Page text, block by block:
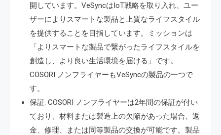
開しています。VeSyncはIoT戦略を取り入れ、ユー
ザーによりスマートな製品と上質なライフスタイル
を提供することを目指しています。ミッションは
「よりスマートな製品で繋がったライフスタイルを
創造し、より良い生活環境を届ける」です。
COSORI ノンフライヤーもVeSyncの製品の一つで
す。
保証: COSORI ノンフライヤーは2年間の保証が付い
ており、材料または製造上の欠陥があった場合、返
金、修理、または同等製品の交換が可能です。製品